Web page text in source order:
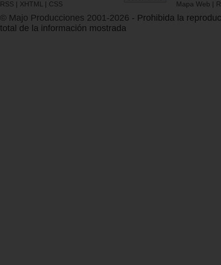
RSS | XHTML | CSS Mapa Web |
© Majo Producciones 2001-2026 - Prohibida la
total de la información mostrada